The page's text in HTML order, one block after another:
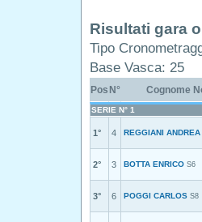
Risultati gara
Tipo
Base Vasca: 25
Pos N° Cognome
SERIE N° 1
1° 4 REGGIANI ANDREA
2° 3 BOTTA ENRICO S6
3° 6 POGGI CARLOS S8